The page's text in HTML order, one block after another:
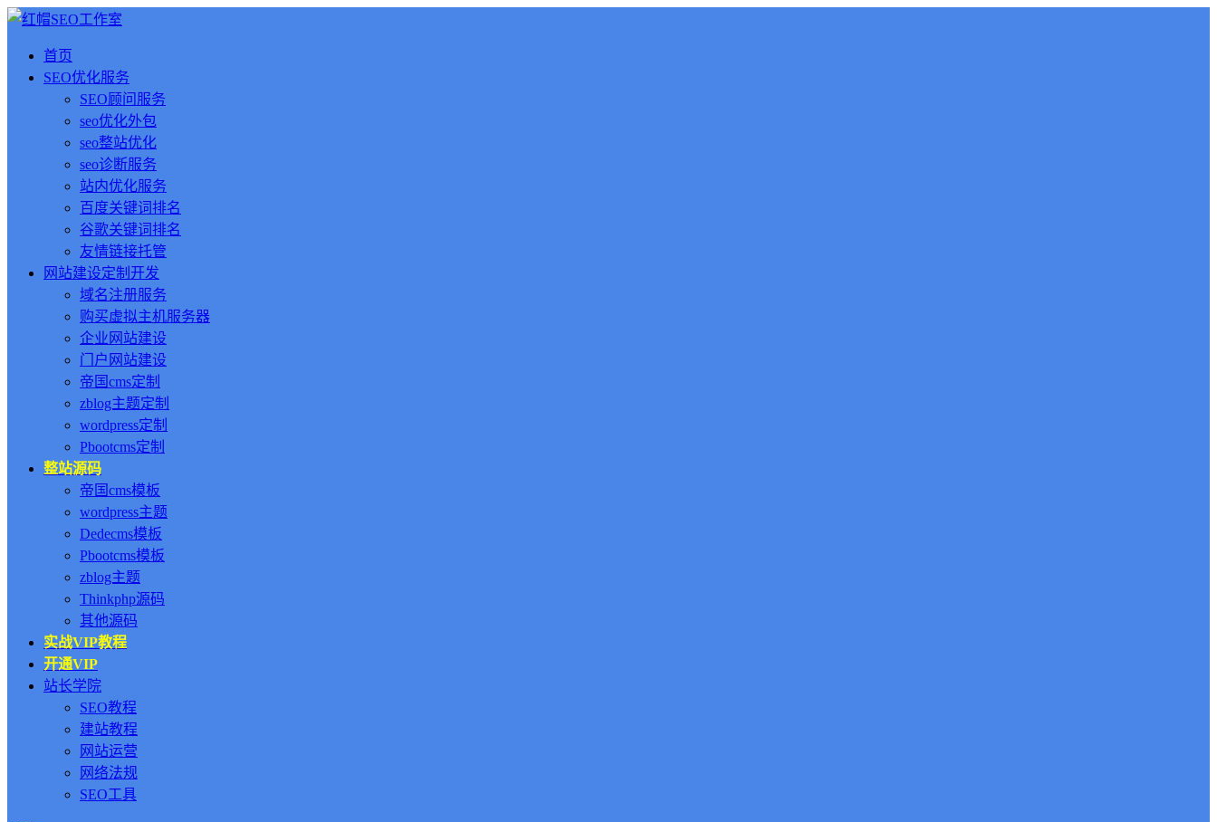
首页
SEO优化服务
SEO顾问服务
seo优化外包
seo整站优化
seo诊断服务
站内优化服务
百度关键词排名
谷歌关键词排名
友情链接托管
网站建设定制开发
域名注册服务
购买虚拟主机服务器
企业网站建设
门户网站建设
帝国cms定制
zblog主题定制
wordpress定制
Pbootcms定制
整站源码
帝国cms模板
wordpress主题
Dedecms模板
Pbootcms模板
zblog主题
Thinkphp源码
其他源码
实战VIP教程
开通VIP
站长学院
SEO教程
建站教程
网站运营
网络法规
SEO工具